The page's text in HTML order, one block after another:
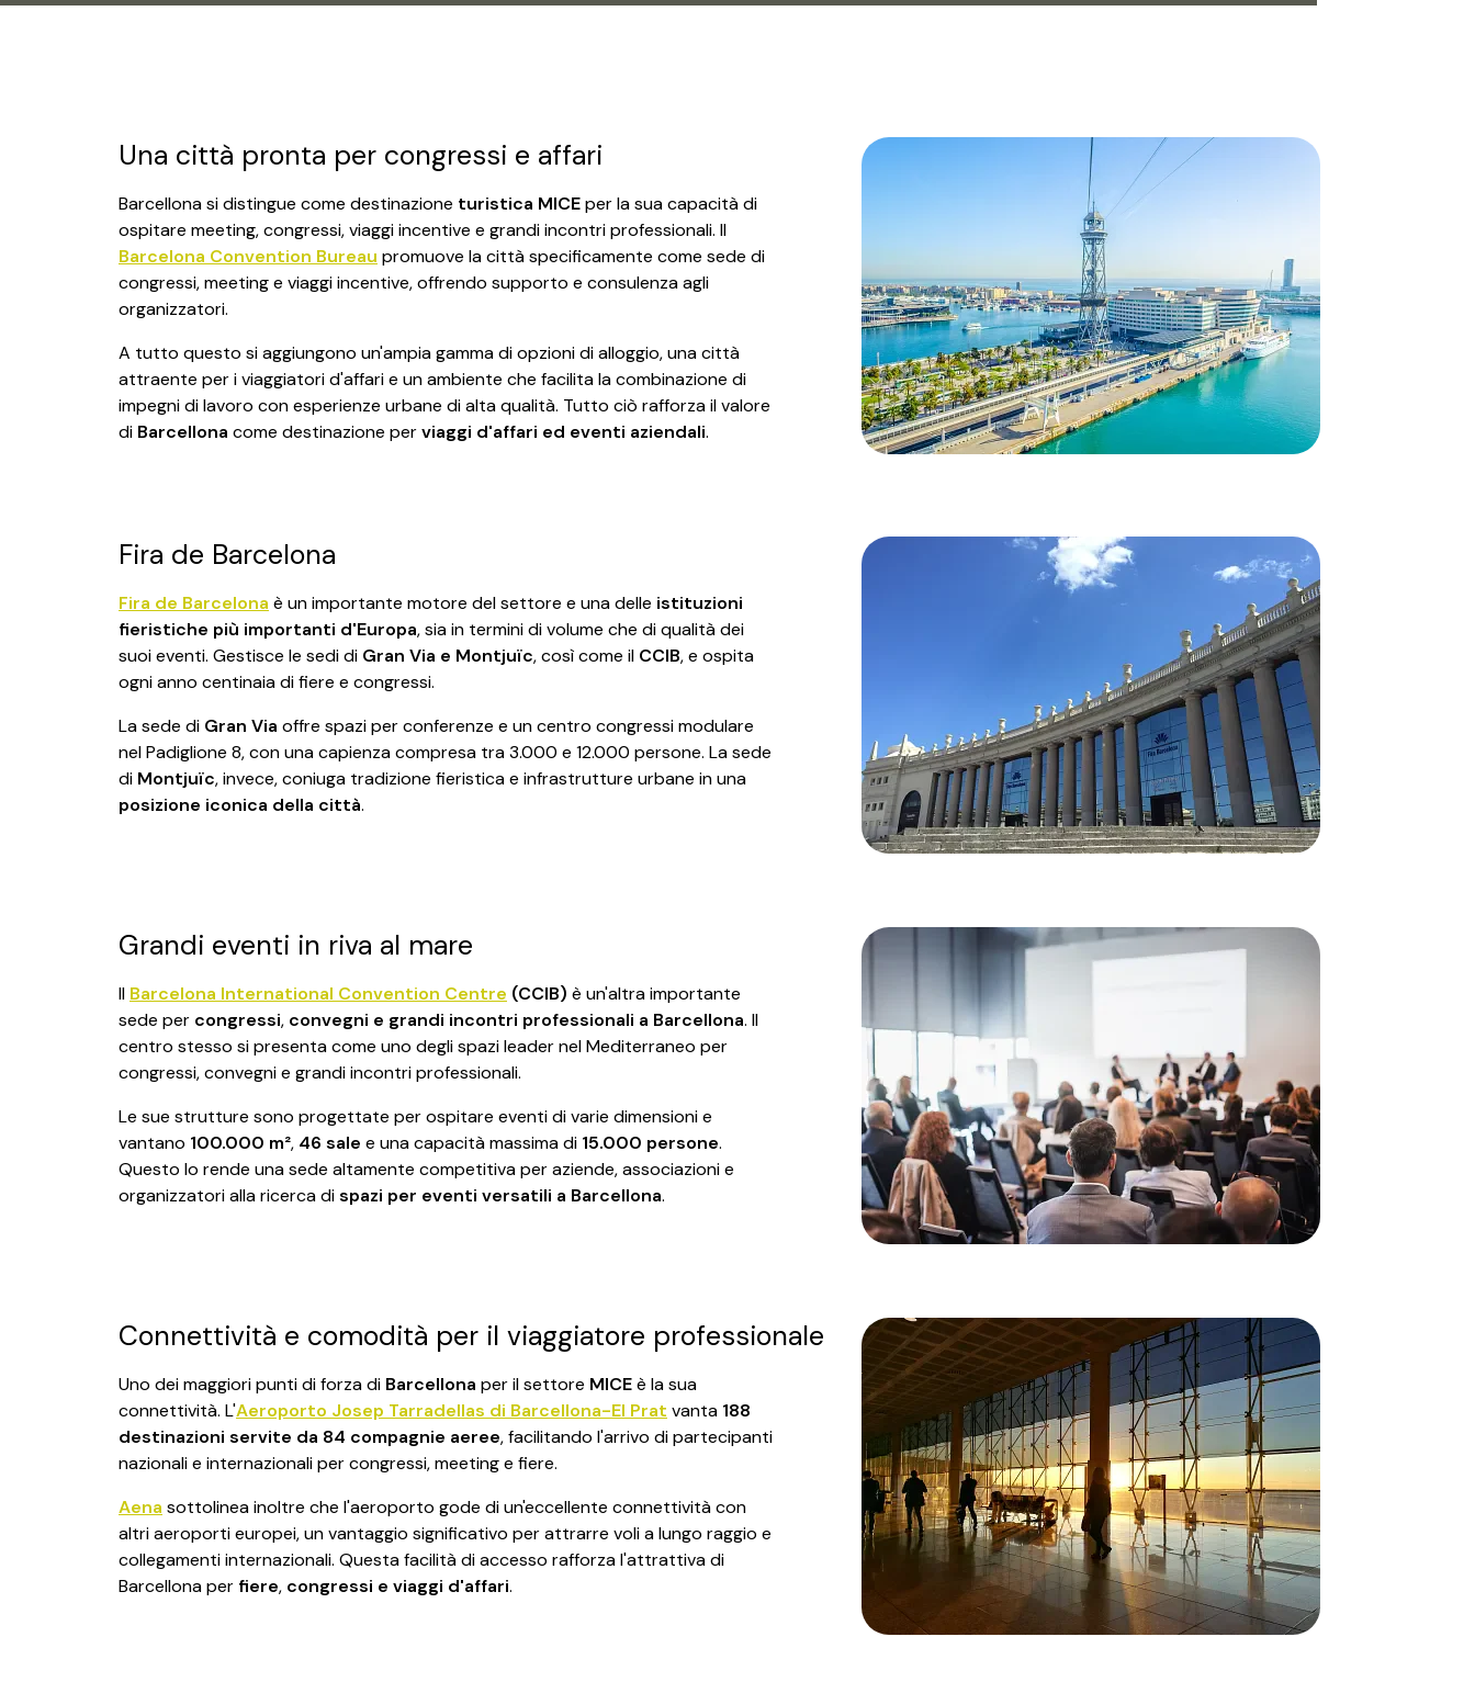
Una città pronta per congressi e affari
Barcellona si distingue come destinazione turistica MICEper la sua capacità di
ospitare meeting, congressi, viaggi incentive e grandi incontri professionali. Il
Barcelona Convention Bureau promuove la città specificamente come sede di
congressi, meeting e viaggi incentive, offrendo supporto e consulenza agli
organizzatori.
A tutto questo si aggiungono un'ampia gamma di opzioni di alloggio, una città
attraente per i viaggiatori d'affari e un ambiente che facilita la combinazione di
impegni di lavoro con esperienze urbane di alta qualità. Tutto ciò rafforza il valore
di Barcellona come destinazione perviaggi d'affari ed eventi aziendali.
Fira de Barcelona
Fira de Barcelona è un importante motore del settore e una delle istituzioni
fieristiche più importanti d'Europa, sia in termini di volume che di qualità dei
suoi eventi. Gestisce le sedi di Gran Via e Montjuïc, così come il CCIB, e ospita
ogni anno centinaia di fiere e congressi.
La sede di Gran Via offre spazi per conferenze e un centro congressi modulare
nel Padiglione 8, con una capienza compresa tra 3.000 e 12.000 persone. La sede
di Montjuïc, invece, coniuga tradizione fieristica e infrastrutture urbane in una
posizione iconica della città.
Grandi eventi in riva al mare
Il Barcelona International Convention Centre (CCIB) è un'altra importante
sede per congressi, convegni e grandi incontri professionali a Barcellona. Il
centro stesso si presenta come uno degli spazi leader nel Mediterraneo per
congressi, convegni e grandi incontri professionali.
Le sue strutture sono progettate per ospitare eventi di varie dimensioni e
vantano 100.000 m², 46 sale e una capacità massima di 15.000 persone.
Questo lo rende una sede altamente competitiva per aziende, associazioni e
organizzatori alla ricerca dispazi per eventi versatili a Barcellona.
Connettività e comodità per il viaggiatore professionale
Uno dei maggiori punti di forza di Barcellona per il settore MICEè la sua
connettività. L'Aeroporto Josep Tarradellas di Barcellona-El Prat vanta 188
destinazioni servite da 84 compagnie aeree, facilitando l'arrivo di partecipanti
nazionali e internazionali per congressi, meeting e fiere.
Aena sottolinea inoltre che l'aeroporto gode di un'eccellente connettività con
altri aeroporti europei, un vantaggio significativo per attrarre voli a lungo raggio e
collegamenti internazionali. Questa facilità di accesso rafforza l'attrattiva di
Barcellona per fiere, congressi e viaggi d'affari.